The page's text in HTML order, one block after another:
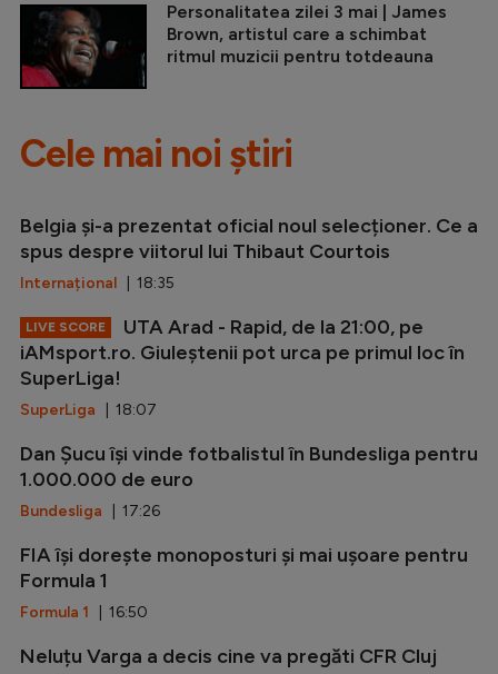
Personalitatea zilei 3 mai | James
Brown, artistul care a schimbat
ritmul muzicii pentru totdeauna
Cele mai noi știri
Belgia și-a prezentat oficial noul selecționer. Ce a
spus despre viitorul lui Thibaut Courtois
Internațional | 18:35
LIVE SCORE
UTA Arad - Rapid, de la 21:00, pe
iAMsport.ro. Giuleștenii pot urca pe primul loc în
SuperLiga!
SuperLiga | 18:07
Dan Șucu își vinde fotbalistul în Bundesliga pentru
1.000.000 de euro
Bundesliga | 17:26
FIA își dorește monoposturi și mai ușoare pentru
Formula 1
Formula 1 | 16:50
Neluțu Varga a decis cine va pregăti CFR Cluj